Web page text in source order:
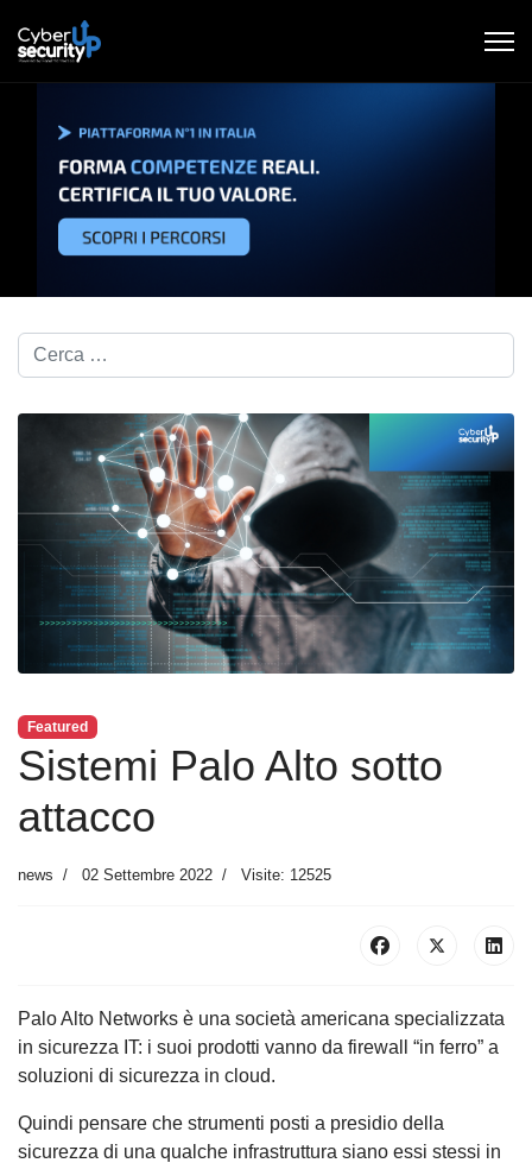
Cerca nel blog...
Featured
Sistemi Palo Alto sotto
attacco
news 02 Settembre 2022 Visite: 12525
Palo Alto Networks è una società americana specializzata
in sicurezza IT: i suoi prodotti vanno da firewall “in ferro” a
soluzioni di sicurezza in cloud.
Quindi pensare che strumenti posti a presidio della
sicurezza di una qualche infrastruttura siano essi stessi in